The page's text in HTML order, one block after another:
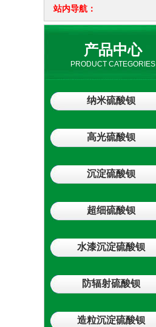
站内导航：
产品中心
PRODUCT CATEGORIES
纳米硫酸钡
高光硫酸钡
沉淀硫酸钡
超细硫酸钡
水漆沉淀硫酸钡
防辐射硫酸钡
造粒沉淀硫酸钡